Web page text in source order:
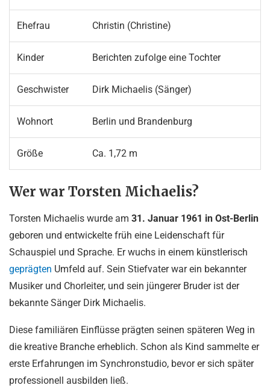
Ehefrau Christin (Christine)
Kinder Berichten zufolge eine Tochter
Geschwister Dirk Michaelis (Sänger)
Wohnort Berlin und Brandenburg
Größe Ca. 1,72 m
Wer war Torsten Michaelis?
Torsten Michaelis wurde am 31. Januar 1961 in Ost-Berlin
geboren und entwickelte früh eine Leidenschaft für
Schauspiel und Sprache. Er wuchs in einem künstlerisch
geprägten Umfeld auf. Sein Stiefvater war ein bekannter
Musiker und Chorleiter, und sein jüngerer Bruder ist der
bekannte Sänger Dirk Michaelis.
Diese familiären Einflüsse prägten seinen späteren Weg in
die kreative Branche erheblich. Schon als Kind sammelte er
erste Erfahrungen im Synchronstudio, bevor er sich später
professionell ausbilden ließ.